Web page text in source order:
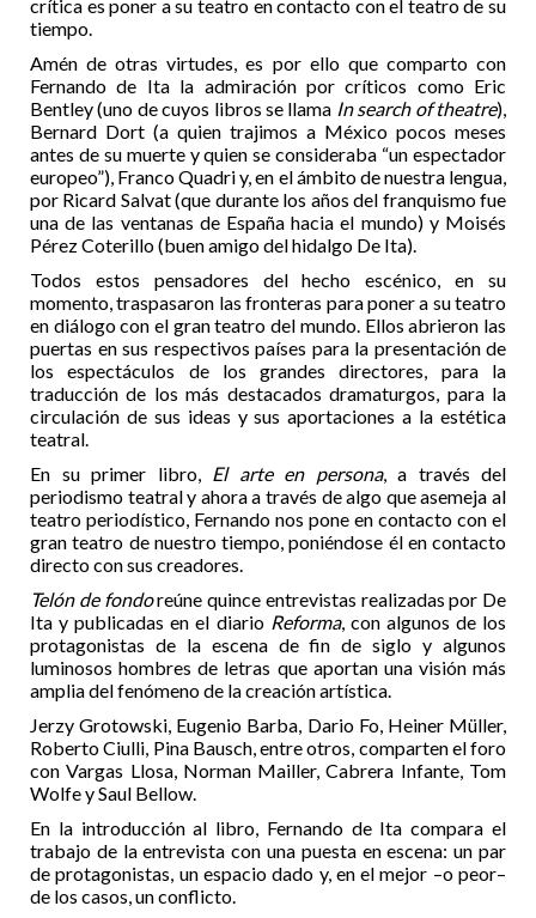
crítica es poner a su teatro en contacto con el teatro de su
tiempo.
Amén de otras virtudes, es por ello que comparto con
Fernando de Ita la admiración por críticos como Eric
Bentley (uno de cuyos libros se llama In search of theatre),
Bernard Dort (a quien trajimos a México pocos meses
antes de su muerte y quien se consideraba “un espectador
europeo”), Franco Quadri y, en el ámbito de nuestra lengua,
por Ricard Salvat (que durante los años del franquismo fue
una de las ventanas de España hacia el mundo) y Moisés
Pérez Coterillo (buen amigo del hidalgo De Ita).
Todos estos pensadores del hecho escénico, en su
momento, traspasaron las fronteras para poner a su teatro
en diálogo con el gran teatro del mundo. Ellos abrieron las
puertas en sus respectivos países para la presentación de
los espectáculos de los grandes directores, para la
traducción de los más destacados dramaturgos, para la
circulación de sus ideas y sus aportaciones a la estética
teatral.
En su primer libro, El arte en persona, a través del
periodismo teatral y ahora a través de algo que asemeja al
teatro periodístico, Fernando nos pone en contacto con el
gran teatro de nuestro tiempo, poniéndose él en contacto
directo con sus creadores.
Telón de fondoreúne quince entrevistas realizadas por De
Ita y publicadas en el diario Reforma, con algunos de los
protagonistas de la escena de fin de siglo y algunos
luminosos hombres de letras que aportan una visión más
amplia del fenómeno de la creación artística.
Jerzy Grotowski, Eugenio Barba, Dario Fo, Heiner Müller,
Roberto Ciulli, Pina Bausch, entre otros, comparten el foro
con Vargas Llosa, Norman Mailler, Cabrera Infante, Tom
Wolfe y Saul Bellow.
En la introducción al libro, Fernando de Ita compara el
trabajo de la entrevista con una puesta en escena: un par
de protagonistas, un espacio dado y, en el mejor –o peor–
de los casos, un conflicto.